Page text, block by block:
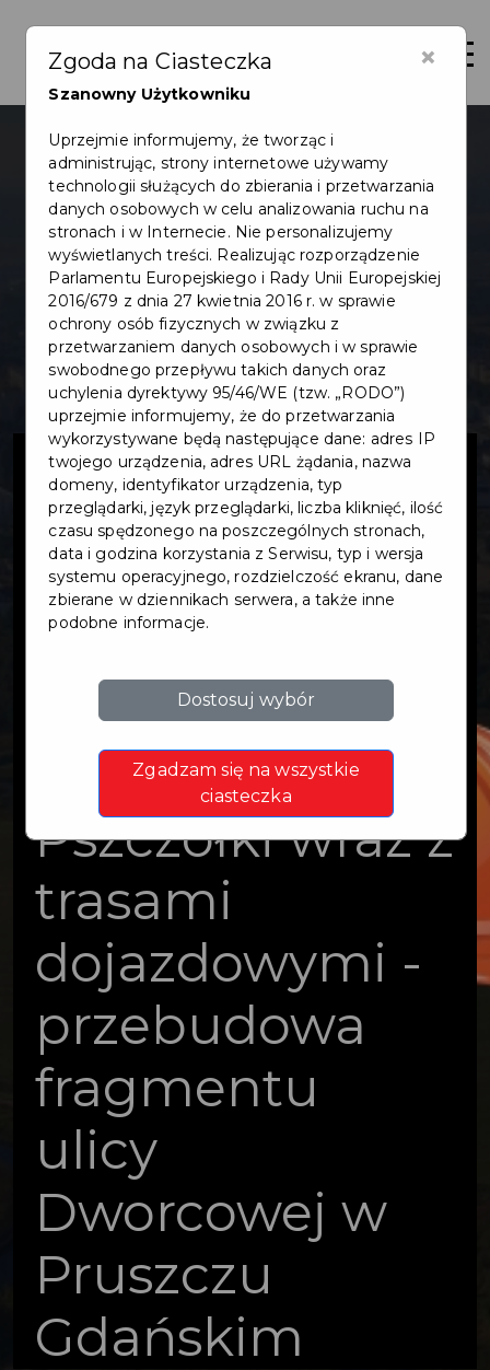
Budowa
węzłów
integracyjnych
Pruszcz
Gdański,
Cieplewo,
Pszczółki wraz z
trasami
dojazdowymi -
przebudowa
fragmentu
ulicy
Dworcowej w
Pruszczu
Gdańskim
×
Zgoda na Ciasteczka
Szanowny Użytkowniku
Uprzejmie informujemy, że tworząc i
administrując, strony internetowe używamy
technologii służących do zbierania i przetwarzania
danych osobowych w celu analizowania ruchu na
stronach i w Internecie. Nie personalizujemy
wyświetlanych treści. Realizując rozporządzenie
Parlamentu Europejskiego i Rady Unii Europejskiej
2016/679 z dnia 27 kwietnia 2016 r. w sprawie
ochrony osób fizycznych w związku z
przetwarzaniem danych osobowych i w sprawie
swobodnego przepływu takich danych oraz
uchylenia dyrektywy 95/46/WE (tzw. „RODO”)
uprzejmie informujemy, że do przetwarzania
wykorzystywane będą następujące dane: adres IP
twojego urządzenia, adres URL żądania, nazwa
domeny, identyfikator urządzenia, typ
przeglądarki, język przeglądarki, liczba kliknięć, ilość
czasu spędzonego na poszczególnych stronach,
data i godzina korzystania z Serwisu, typ i wersja
systemu operacyjnego, rozdzielczość ekranu, dane
zbierane w dziennikach serwera, a także inne
podobne informacje.
Dostosuj wybór
Zgadzam się na wszystkie
ciasteczka